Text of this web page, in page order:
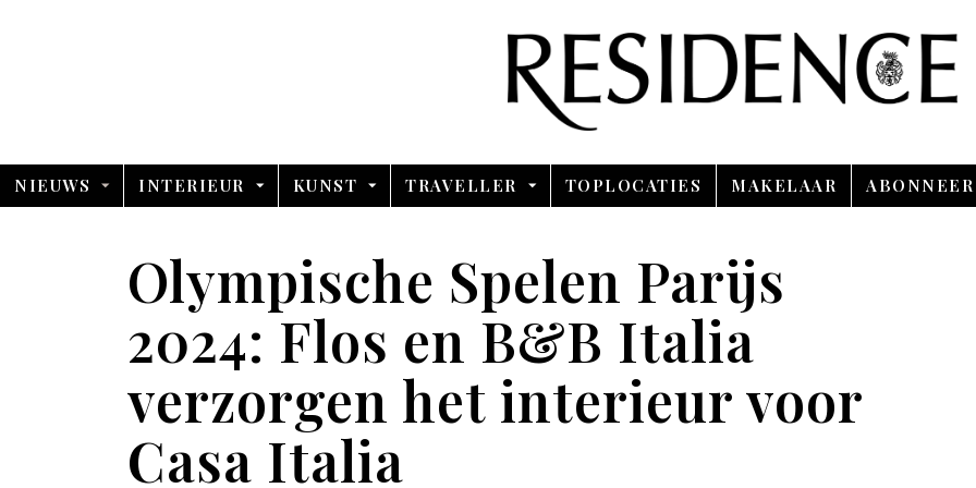
NIEUWS INTERIEUR KUNST TRAVELLER TOPLOCATIES MAKELAAR ABONNEER
Olympische Spelen Parijs
2024: Flos en B&B Italia
verzorgen het interieur voor
Casa Italia